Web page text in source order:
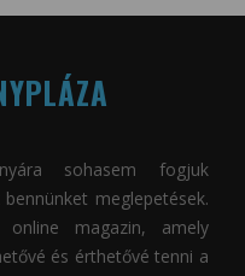
sohasem fogjuk
meglepetések.
magazin, amely
és érthetővé tenni a